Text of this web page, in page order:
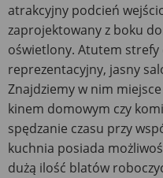
atrakcyjny podcień
zaprojektowany z boku
oświetlony. Atutem
reprezentacyjny, jasny
Znajdziemy w nim
kinem domowym czy
spędzanie czasu przy
kuchnia posiada
dużą ilość blatów